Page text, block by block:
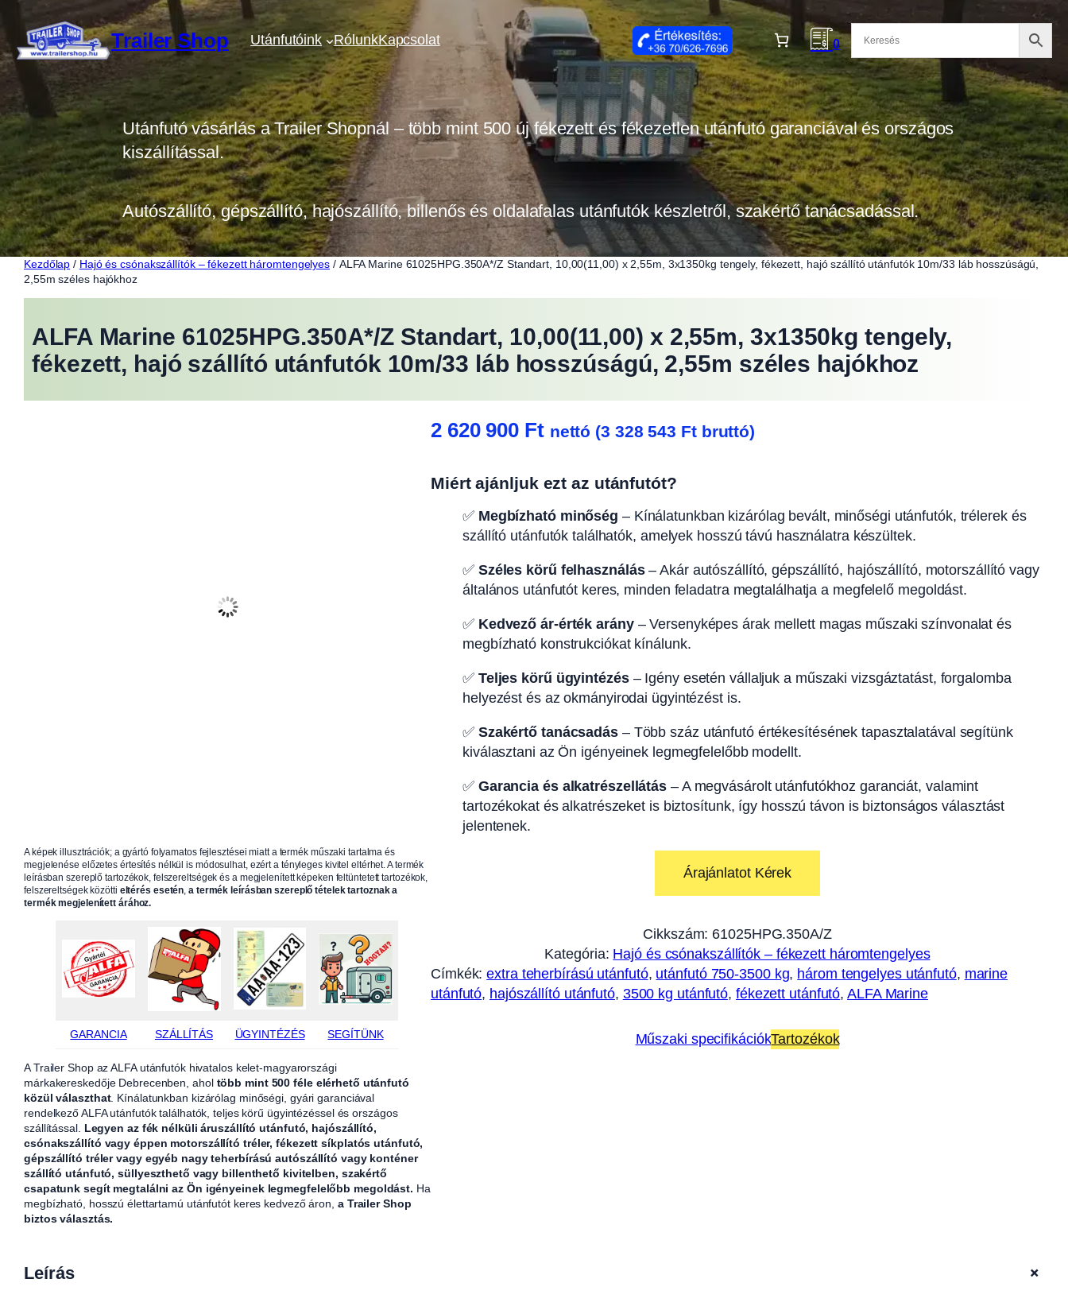
tartalomhoz
Trailer Shop Utánfutóink RólunkKapcsolat 0
Utánfutó vásárlás a Trailer Shopnál – több mint 500 új fékezett és fékezetlen utánfutó garanciával és országos
kiszállítással.
Autószállító, gépszállító, hajószállító, billenős és oldalafalas utánfutók készletről, szakértő tanácsadással.
Kezdőlap / Hajó és csónakszállítók – fékezett háromtengelyes / ALFA Marine 61025HPG.350A*/Z Standart, 10,00(11,00) x 2,55m, 3x1350kg tengely, fékezett, hajó szállító utánfutók 10m/33 láb hosszúságú,
2,55m széles hajókhoz
ALFA Marine 61025HPG.350A*/Z Standart, 10,00(11,00) x 2,55m, 3x1350kg tengely,
fékezett, hajó szállító utánfutók 10m/33 láb hosszúságú, 2,55m széles hajókhoz
A képek illusztrációk; a gyártó folyamatos fejlesztései miatt a termék műszaki tartalma és
megjelenése előzetes értesítés nélkül is módosulhat, ezért a tényleges kivitel eltérhet. A termék
leírásban szereplő tartozékok, felszereltségek és a megjelenített képeken feltüntetett tartozékok,
felszereltségek közötti eltérés esetén,a termék leírásban szereplő tételek tartoznak a
termék megjelenített árához.
GARANCIA SZÁLLÍTÁS ÜGYINTÉZÉS SEGÍTÜNK
A Trailer Shop az ALFA utánfutók hivatalos kelet-magyarországi
márkakereskedője Debrecenben, ahol több mint 500 féle elérhető utánfutó
közül választhat. Kínálatunkban kizárólag minőségi, gyári garanciával
rendelkező ALFA utánfutók találhatók, teljes körű ügyintézéssel és országos
szállítással. Legyen az fék nélküli áruszállító utánfutó, hajószállító,
csónakszállító vagy éppen motorszállító tréler, fékezett síkplatós utánfutó,
gépszállító tréler vagy egyéb nagy teherbírású autószállító vagy konténer
szállító utánfutó, süllyeszthető vagy billenthető kivitelben, szakértő
csapatunk segít megtalálni az Ön igényeinek legmegfelelőbb megoldást. Ha
megbízható, hosszú élettartamú utánfutót keres kedvező áron, a Trailer Shop
biztos választás.
2 620 900 Ft nettó (3 328 543 Ftbruttó)
Miért ajánljuk ezt az utánfutót?
✅ Megbízható minőség – Kínálatunkban kizárólag bevált, minőségi utánfutók, trélerek és
szállító utánfutók találhatók, amelyek hosszú távú használatra készültek.
✅ Széles körű felhasználás– Akár autószállító, gépszállító, hajószállító, motorszállító vagy
általános utánfutót keres, minden feladatra megtalálhatja a megfelelő megoldást.
✅ Kedvező ár-érték arány– Versenyképes árak mellett magas műszaki színvonalat és
megbízható konstrukciókat kínálunk.
✅ Teljes körű ügyintézés– Igény esetén vállaljuk a műszaki vizsgáztatást, forgalomba
helyezést és az okmányirodai ügyintézést is.
✅ Szakértő tanácsadás– Több száz utánfutó értékesítésének tapasztalatával segítünk
kiválasztani az Ön igényeinek legmegfelelőbb modellt.
✅ Garancia és alkatrészellátás – A megvásárolt utánfutókhoz garanciát, valamint
tartozékokat és alkatrészeket is biztosítunk, így hosszú távon is biztonságos választást
jelentenek.
Árajánlatot Kérek
Cikkszám: 61025HPG.350A/Z
Kategória: Hajó és csónakszállítók – fékezett háromtengelyes
Címkék:extra teherbírású utánfutó, utánfutó 750-3500 kg, három tengelyes utánfutó, marine
utánfutó, hajószállító utánfutó, 3500 kg utánfutó, fékezett utánfutó, ALFA Marine
Műszaki specifikációkTartozékok
Leírás +